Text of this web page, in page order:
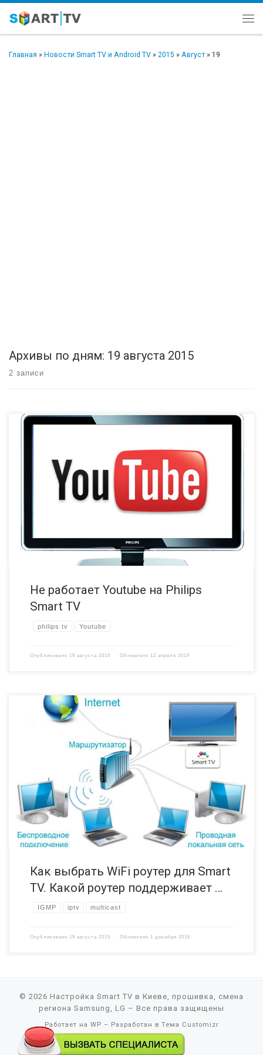
Перейти к содержимому
Главная » Новости Smart TV и Android TV » 2015 » Август » 19
Архивы по дням: 19 августа 2015
2 записи
Начиная с середины августа на телевизорах Philips 2012 года
появилась проблема с работой виджета Youtube. У некоторых
Youtube просто не запускается и зависает на этапе логотипа, у
части пользователей Youtube все же открывается, но ничего не
показывает. Проблема состоит в том, что разработчики Youtube
прекратили поддержку старых сертификатов SHA-1. Youtube […]
Не работает Youtube на Philips
Smart TV
philips tv Youtube
Опубликовано 19 августа 2015 Обновлено 12 апреля 2019
Купить телевизор со смарт тв — задача не из легких. Но чтобы все
сервисы работали гладко и быстро, нужен хороший WiFi роутер.
Неважно, как Вы подключите — через кабель или через
беспроводную сеть, устройство, через которое смарт тв будет
выходить в Интернет должно обладать некоторыми специальными
функциями. Некоторые пользователи сталкиваются […]
Как выбрать WiFi роутер для Smart
TV. Какой роутер поддерживает …
IGMP iptv multicast
Опубликовано 19 августа 2015 Обновлено 1 декабря 2016
© 2026 Настройка Smart TV в Киеве, прошивка, смена
региона Samsung, LG – Все права защищены
Работает на WP – Разработан в Тема Customizr